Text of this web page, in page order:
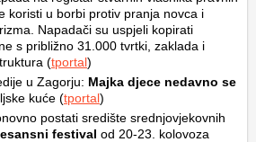
koristi u borbi protiv pranja novca i
Napadači su uspjeli kopirati
s približno 31.000 tvrtki, zaklada i
(tportal)
u Zagorju: Majka djece nedavno se
kuće (tportal)
postati središte srednjovjekovnih
festival od 20-23. kolovoza